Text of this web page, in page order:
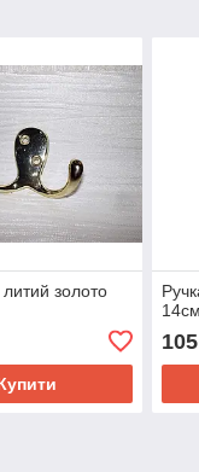
литий золото
105